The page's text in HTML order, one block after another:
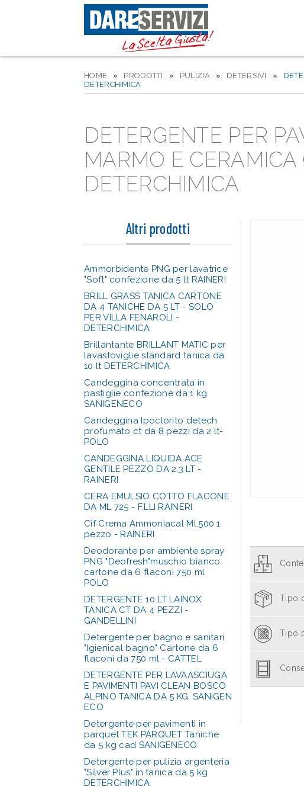
HOME » PRODOTTI » PULIZIA» DETERSIVI »
DETERCHIMICA
DETERGENTE PER
MARMO E
DETERCHIMICA
Tipo
Tipo
Altri prodotti
Ammorbidente PNG per lavatrice
"Soft" confezione da 5 lt RAINERI
BRILL GRASS TANICA CARTONE
DA 4 TANICHE DA 5 LT - SOLO
PER VILLA FENAROLI -
DETERCHIMICA
Brillantante BRILLANT MATIC per
lavastoviglie standard tanica da
10 lt DETERCHIMICA
Candeggina concentrata in
pastiglie confezione da 1 kg
SANIGENECO
Candeggina Ipoclorito detech
profumato ct da 8 pezzi da 2 lt-
POLO
CANDEGGINA LIQUIDA ACE
GENTILE PEZZO DA 2,3 LT -
RAINERI
CERA EMULSIO COTTO FLACONE
DA ML 725 - F.LLI RAINERI
Cif Crema Ammoniacal Ml.500 1
pezzo - RAINERI
Deodorante per ambiente spray
PNG "Deofresh"muschio bianco
cartone da 6 flaconi 750 ml
POLO
DETERGENTE 10 LT LAINOX
TANICA CT DA 4 PEZZI -
GANDELLINI
Detergente per bagno e sanitari
"Igienical bagno" Cartone da 6
flaconi da 750 ml - CATTEL
DETERGENTE PER LAVAASCIUGA
E PAVIMENTI PAVI CLEAN BOSCO
ALPINO TANICA DA 5 KG. SANIGEN
ECO
Detergente per pavimenti in
parquet TEK PARQUET Taniche
da 5 kg cad SANIGENECO
Detergente per pulizia argenteria
"Silver Plus" in tanica da 5 kg
DETERCHIMICA